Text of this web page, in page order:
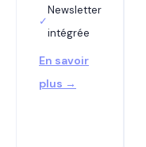
✓
Newsletter
intégrée
En savoir
plus →